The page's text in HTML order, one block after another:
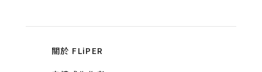
關於 FLiPER